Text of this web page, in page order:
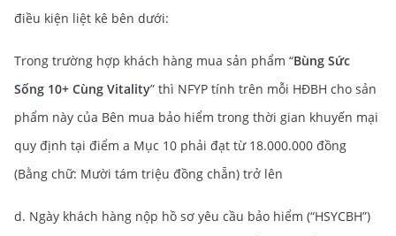
điều kiện liệt kê bên dưới:
Trong trường hợp khách hàng mua sản phẩm “Bùng Sức
Sống 10+ Cùng Vitality” thì NFYP tính trên mỗi HĐBH cho sản
phẩm này của Bên mua bảo hiểm trong thời gian khuyến mại
quy định tại điểm a Mục 10 phải đạt từ 18.000.000 đồng
(Bằng chữ: Mười tám triệu đồng chẵn) trở lên
d. Ngày khách hàng nộp hồ sơ yêu cầu bảo hiểm (“HSYCBH”)